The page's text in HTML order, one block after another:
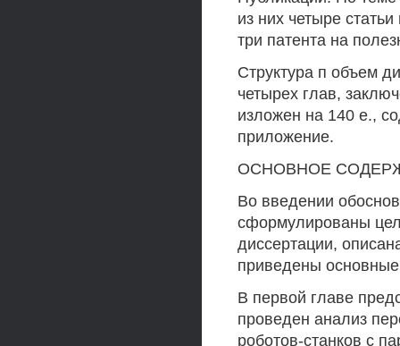
из них четыре
три патента на
Структура п объем
четырех глав,
изложен на 140 е.,
приложение.
ОСНОВНОЕ
Во введении
сформулированы
диссертации,
приведены
В первой главе
проведен анализ
роботов-станков с